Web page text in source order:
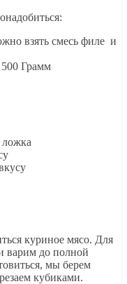
взять смесь филе и
Грамм
куриное мясо. Для
варим до полной
мы берем
кубиками.